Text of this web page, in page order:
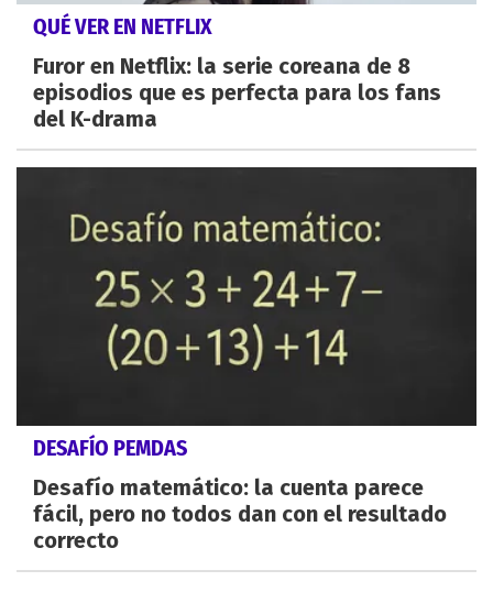
QUÉ VER EN NETFLIX
Furor en Netflix: la serie coreana de 8
episodios que es perfecta para los fans
del K-drama
DESAFÍO PEMDAS
Desafío matemático: la cuenta parece
fácil, pero no todos dan con el resultado
correcto